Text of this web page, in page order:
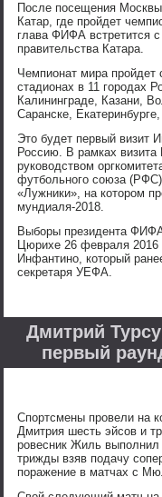
После посещения
Катар, где пройдет
глава ФИФА встретится
правительства Катара.
Чемпионат мира
стадионах в 11 городах
Калининграде, Казани,
Саранске,
Это будет первый визит
Россию. В рамках визита
руководством
футбольного союза (РФС)
«Лужники», на котором
мундиаля-2018.
Выборы президента
Цюрихе 26 февраля 2016
Инфантино, который
секретаря УЕФА.
Дмитрий
первый
Спортсмены провели на
Дмитрия шесть эйсов и
ровесник Жиль
трижды взяв подачу
поражение в матчах с